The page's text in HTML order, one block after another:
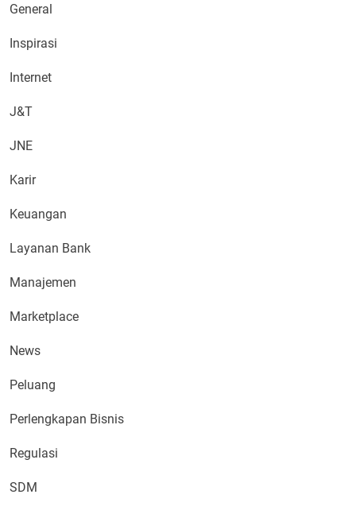
General
Inspirasi
Internet
J&T
JNE
Karir
Keuangan
Layanan Bank
Manajemen
Marketplace
News
Peluang
Perlengkapan Bisnis
Regulasi
SDM